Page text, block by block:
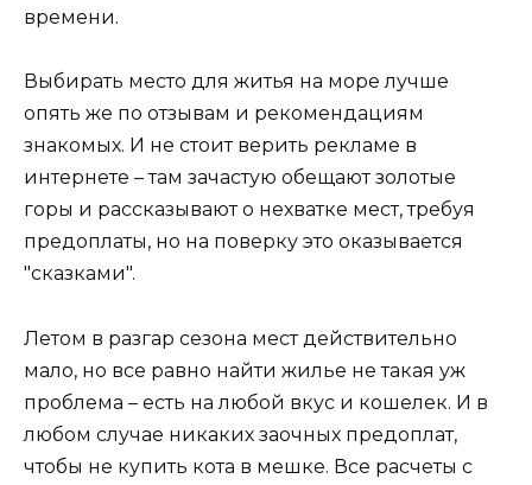
времени.
Выбирать место для житья на море лучше
опять же по отзывам и рекомендациям
знакомых. И не стоит верить рекламе в
интернете – там зачастую обещают золотые
горы и рассказывают о нехватке мест, требуя
предоплаты, но на поверку это оказывается
"сказками".
Летом в разгар сезона мест действительно
мало, но все равно найти жилье не такая уж
проблема – есть на любой вкус и кошелек. И в
любом случае никаких заочных предоплат,
чтобы не купить кота в мешке. Все расчеты с